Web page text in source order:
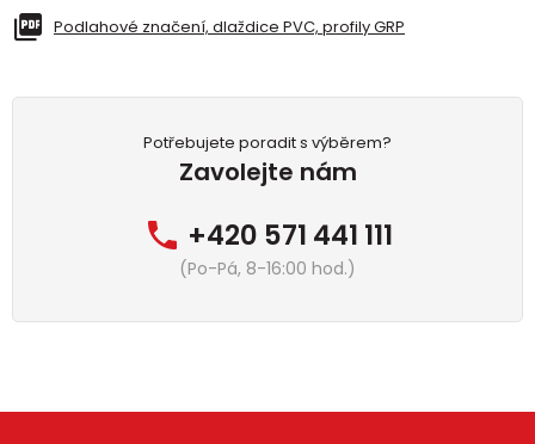
Podlahové značení, dlaždice PVC, profily GRP
Potřebujete poradit s výběrem?
Zavolejte nám
+420 571 441 111
(Po-Pá, 8-16:00 hod.)